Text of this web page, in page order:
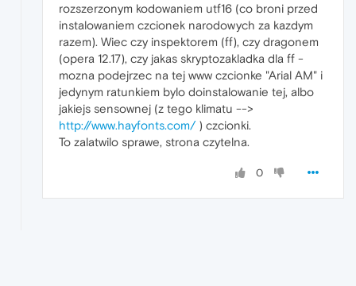
rozszerzonym kodowaniem utf16 (co broni przed
instalowaniem czcionek narodowych za kazdym
razem). Wiec czy inspektorem (ff), czy dragonem
(opera 12.17), czy jakas skryptozakladka dla ff -
mozna podejrzec na tej www czcionke "Arial AM" i
jedynym ratunkiem bylo doinstalowanie tej, albo
jakiejs sensownej (z tego klimatu -->
http://www.hayfonts.com/) czcionki.
To zalatwilo sprawe, strona czytelna.
0